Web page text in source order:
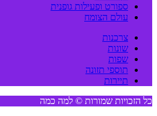
ספורט ופעילות גופנית
עולם הצומח
צרכנות
שונות
שפות
תוספי תזונה
תיירות
כל הזכויות שמורות © למה כמה